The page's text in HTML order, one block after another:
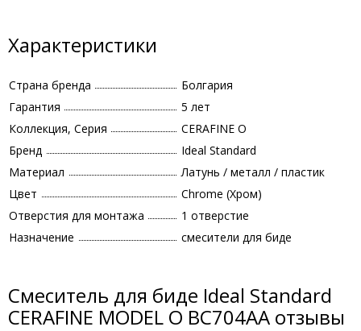
Характеристики
Страна бренда
Болгария
Гарантия
5 лет
Коллекция, Серия
CERAFINE O
Бренд
Ideal Standard
Материал
Латунь / металл / пластик
Цвет
Chrome (Хром)
Отверстия для монтажа
1 отверстие
Назначение
смесители для биде
Смеситель для биде Ideal Standard
CERAFINE MODEL O BC704AA отзывы